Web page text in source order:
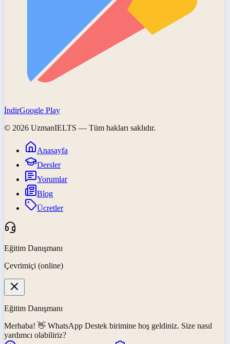
İndirGoogle Play
© 2026 UzmanIELTS — Tüm hakları saklıdır.
Anasayfa
Dersler
Yorumlar
Blog
Ücretler
Eğitim Danışmanı
Çevrimiçi (online)
Eğitim Danışmanı
Merhaba! 👋 WhatsApp Destek birimine hoş geldiniz. Size nasıl
yardımcı olabiliriz?